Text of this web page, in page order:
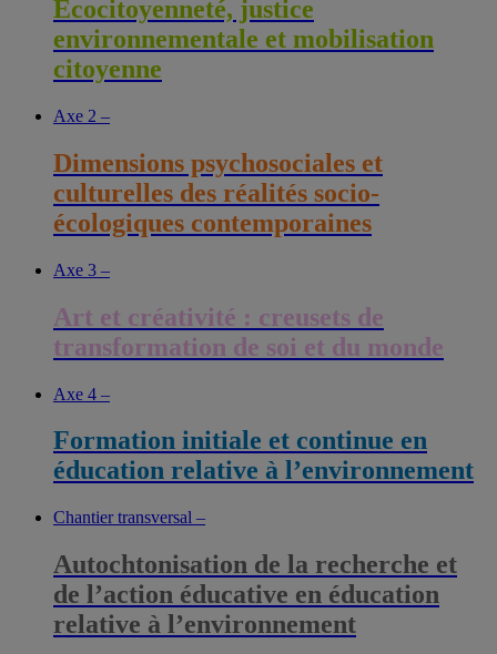
Écocitoyenneté, justice
environnementale et mobilisation
citoyenne
Axe 2 –
Dimensions psychosociales et
culturelles des réalités socio-
écologiques contemporaines
Axe 3 –
Art et créativité : creusets de
transformation de soi et du monde
Axe 4 –
Formation initiale et continue en
éducation relative à l’environnement
Chantier transversal –
Autochtonisation de la recherche et
de l’action éducative en éducation
relative à l’environnement